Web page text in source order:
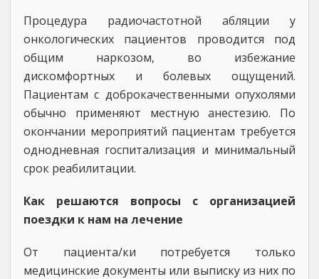
Процедура радиочастотной абляции у
онкологических пациентов проводится под
общим наркозом, во избежание
дискомфортных и болевых ощущений.
Пациентам с доброкачественными опухолями
обычно применяют местную анестезию. По
окончании мероприятий пациентам требуется
однодневная госпитализация и минимальный
срок реабилитации.
Как решаются вопросы с организацией
поездки к нам на лечение
От пациента/ки потребуется только
медицинские документы или выписку из них по